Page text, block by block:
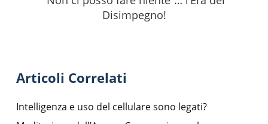
Disimpegno!
Articoli Correlati
Intelligenza e uso del cellulare sono legati?